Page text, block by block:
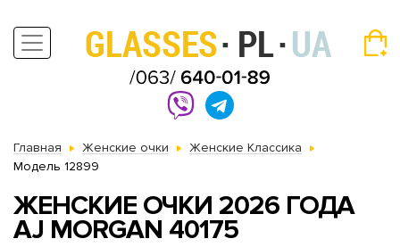
Главная Женские очки
Женские Классика
Модель 12899
ЖЕНСКИЕ ОЧКИ 2026 ГОДА
AJ MORGAN 40175